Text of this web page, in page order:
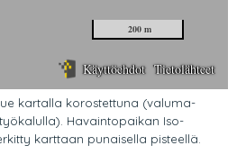
kartalla korostettuna (valuma-
Havaintopaikan Iso-
karttaan punaisella pisteellä.